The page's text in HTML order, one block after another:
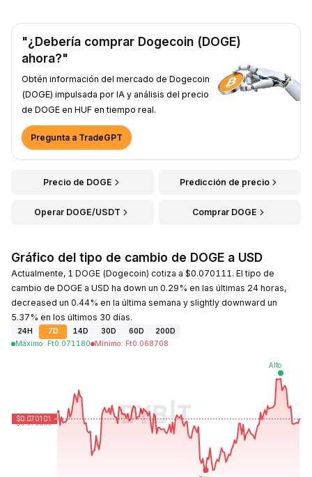
"¿Debería comprar Dogecoin (DOGE)
ahora?"
Obtén información del mercado de Dogecoin
(DOGE) impulsada por IA y análisis del precio
de DOGE en HUF en tiempo real.
Pregunta a TradeGPT
Precio de DOGE Predicción de precio
Operar DOGE/USDT Comprar DOGE
Gráfico del tipo de cambio de DOGE a USD
Actualmente, 1 DOGE (Dogecoin) cotiza a $0.070111. El tipo de
cambio de DOGE a USD ha down un 0.29% en las últimas 24 horas,
decreased un 0.44% en la última semana y slightly downward un
5.37% en los últimos 30 días.
24H 7D 14D 30D 60D
200D
Máximo: Ft0.071180 Mínimo: Ft0.068708